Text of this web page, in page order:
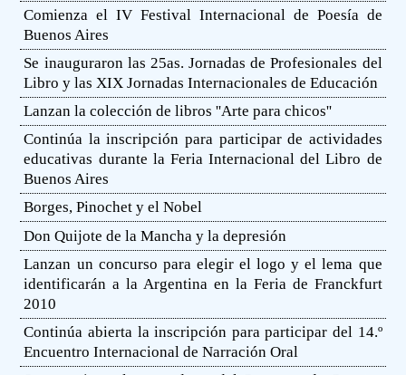
Comienza el IV Festival Internacional de Poesía de
Buenos Aires
Se inauguraron las 25as. Jornadas de Profesionales del
Libro y las XIX Jornadas Internacionales de Educación
Lanzan la colección de libros ''Arte para chicos''
Continúa la inscripción para participar de actividades
educativas durante la Feria Internacional del Libro de
Buenos Aires
Borges, Pinochet y el Nobel
Don Quijote de la Mancha y la depresión
Lanzan un concurso para elegir el logo y el lema que
identificarán a la Argentina en la Feria de Franckfurt
2010
Continúa abierta la inscripción para participar del 14.º
Encuentro Internacional de Narración Oral